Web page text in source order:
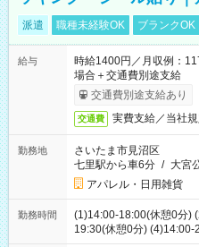
派遣 職種未経験OK ブランクOK
給与
時給1400円／月収例：
場合＋交通費別途支給
交通費別途支給あり
交通費 実費支給／当社規
勤務地
さいたま市見沼区
七里駅から車6分 / 大宮
アパレル・日用雑貨
勤務時間
(1)14:00-18:00(休憩0分)
19:30(休憩0分) (4)14:00-
ます